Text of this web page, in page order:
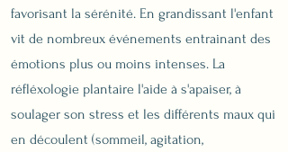
favorisant la sérénité. En grandissant l'enfant
vit de nombreux événements entrainant des
émotions plus ou moins intenses. La
réfléxologie plantaire l'aide à s'apaiser, à
soulager son stress et les différents maux qui
en découlent (sommeil, agitation,